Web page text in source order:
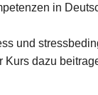
in
und
dazu